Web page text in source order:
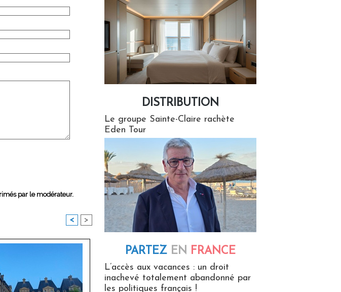
par le modérateur.
< >
DISTRIBUTION
Le groupe Sainte-Claire rachète
Eden Tour
PARTEZ EN FRANCE
L’accès aux vacances : un droit
inachevé totalement abandonné par
les politiques français !